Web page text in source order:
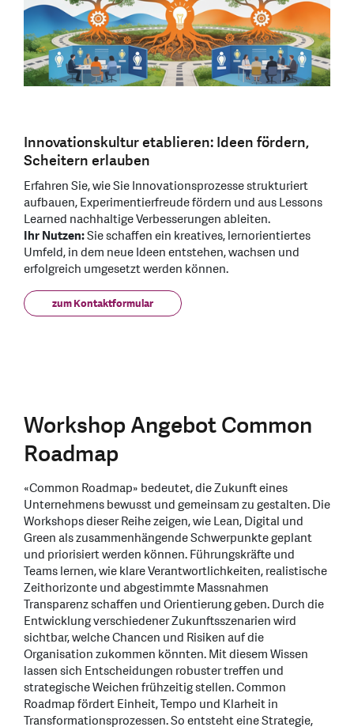
Innovationskultur etablieren: Ideen fördern,
Scheitern erlauben
Erfahren Sie, wie Sie Innovationsprozesse strukturiert
aufbauen, Experimentierfreude fördern und aus Lessons
Learned nachhaltige Verbesserungen ableiten.
Ihr Nutzen:Sie schaffen ein kreatives, lernorientiertes
Umfeld, in dem neue Ideen entstehen, wachsen und
erfolgreich umgesetzt werden können.
zum Kontaktformular
Workshop Angebot Common
Roadmap
«Common Roadmap» bedeutet, die Zukunft eines
Unternehmens bewusst und gemeinsam zu gestalten. Die
Workshops dieser Reihe zeigen, wie Lean, Digital und
Green als zusammenhängende Schwerpunkte geplant
und priorisiert werden können. Führungskräfte und
Teams lernen, wie klare Verantwortlichkeiten, realistische
Zeithorizonte und abgestimmte Massnahmen
Transparenz schaffen und Orientierung geben. Durch die
Entwicklung verschiedener Zukunftsszenarien wird
sichtbar, welche Chancen und Risiken auf die
Organisation zukommen könnten. Mit diesem Wissen
lassen sich Entscheidungen robuster treffen und
strategische Weichen frühzeitig stellen. Common
Roadmap fördert Einheit, Tempo und Klarheit in
Transformationsprozessen. So entsteht eine Strategie,